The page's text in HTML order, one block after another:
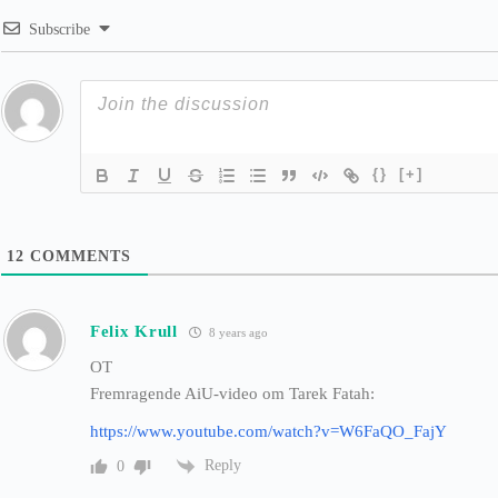
Subscribe
{} [+]
12 COMMENTS
Felix Krull 8 years ago
OT
Fremragende AiU-video om Tarek Fatah:
https://www.youtube.com/watch?v=W6FaQO_FajY
0 Reply